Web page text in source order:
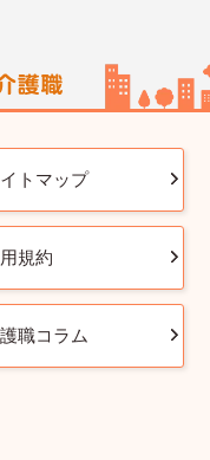
トマップ
規約
職コラム